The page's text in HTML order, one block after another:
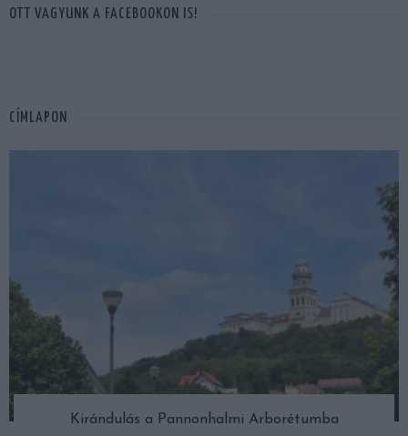
OTT VAGYUNK A FACEBOOKON IS!
CÍMLAPON
Kirándulás a Pannonhalmi Arborétumba